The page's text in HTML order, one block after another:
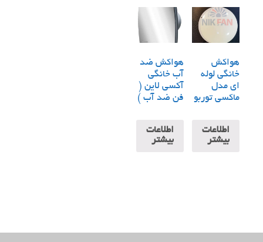
هواکش
خانگی لوله
ای مدل
ماکسی توربو
اطلاعات
بیشتر
هواکش ضد
آب خانگی
آکسی لاین (
فن ضد آب )
اطلاعات
بیشتر